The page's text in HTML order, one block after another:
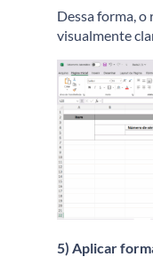
Dessa forma,
visualmente
5) Aplicar